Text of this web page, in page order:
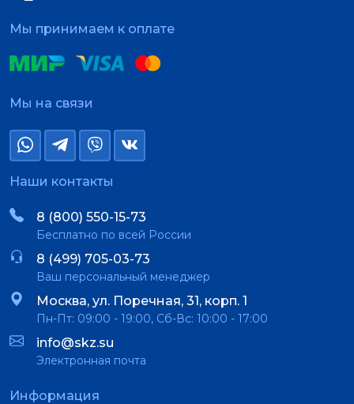
Мы принимаем к оплате
Мы на связи
Наши контакты
8 (800) 550-15-73
Бесплатно по всей России
8 (499) 705-03-73
Ваш персональный менеджер
Москва, ул. Поречная, 31, корп. 1
Пн-Пт: 09:00 - 19:00, Сб-Вс: 10:00 - 17:00
info@skz.su
Электронная почта
Информация